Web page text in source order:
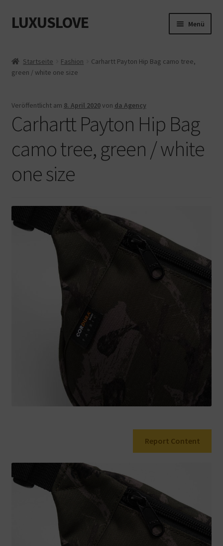
Zur
Navigation
Zum
Inhalt
LUXUSLOVE Menü
Cookie-Richtlinie (EU)
Datenschutz
Impressum
Kasse
Mein Konto
Shop
Warenkorb
Startseite Fashion
Carhartt Payton Hip Bag camo tree,
green / white one size
Veröffentlicht am 8. April 2020von da Agency
Carhartt Payton Hip Bag
camo tree, green / white
one size
Report Content